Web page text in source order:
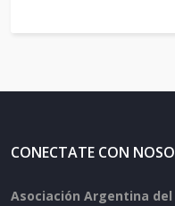
CONECTATE CON
Asociación Argentina del